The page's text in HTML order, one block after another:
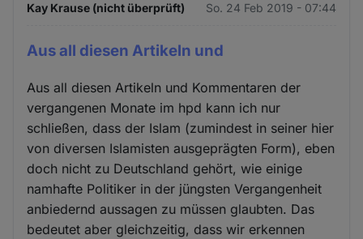
Kay Krause (nicht überprüft) So. 24 Feb 2019 - 07:44
Aus all diesen Artikeln und
Aus all diesen Artikeln und Kommentaren der
vergangenen Monate im hpd kann ich nur
schließen, dass der Islam (zumindest in seiner hier
von diversen Islamisten ausgeprägten Form), eben
doch nicht zu Deutschland gehört, wie einige
namhafte Politiker in der jüngsten Vergangenheit
anbiedernd aussagen zu müssen glaubten. Das
bedeutet aber gleichzeitig, dass wir erkennen